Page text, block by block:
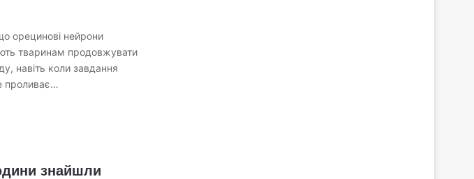
орецинові нейрони
тваринам продовжувати
навіть коли завдання
проливає…
знайшли